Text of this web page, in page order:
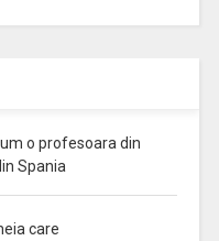
o profesoara din
Spania
care